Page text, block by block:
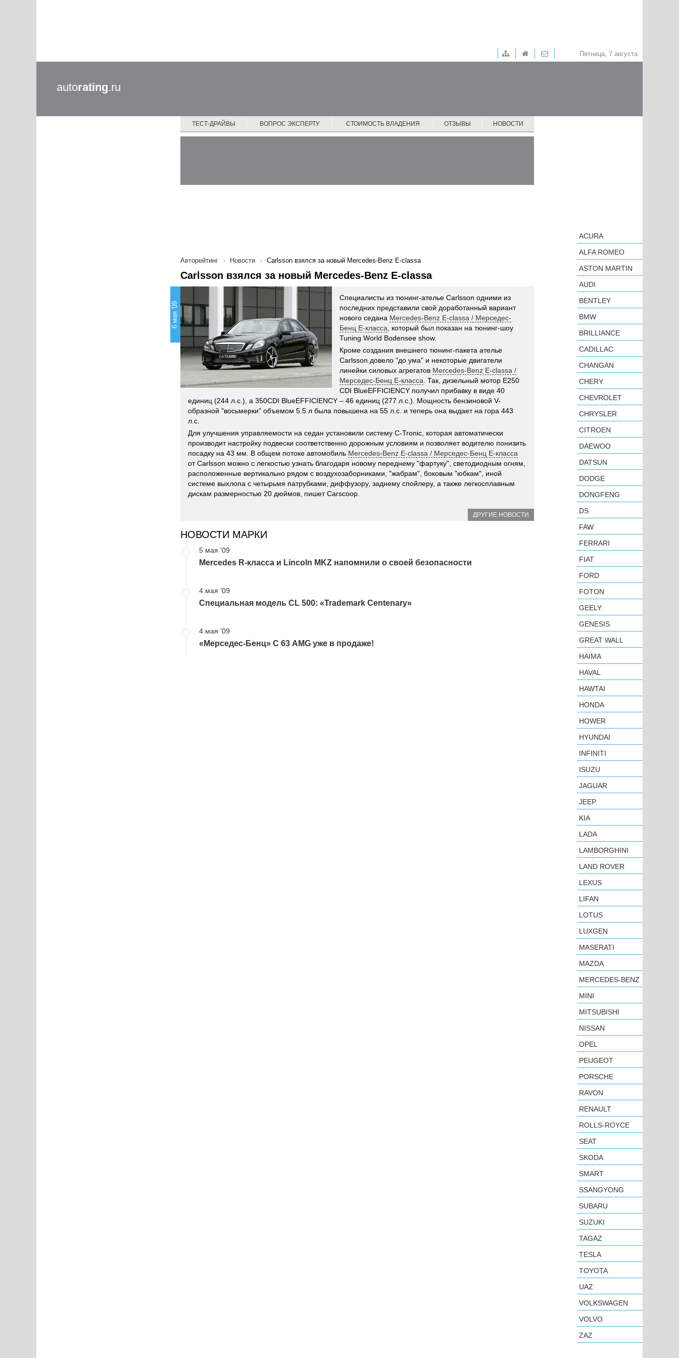
Пятница, 7 августа
autorating.ru
ТЕСТ-ДРАЙВЫ ВОПРОС ЭКСПЕРТУ СТОИМОСТЬ ВЛАДЕНИЯ ОТЗЫВЫ НОВОСТИ
Авторейтинг Новости Carlsson взялся за новый Mercedes-Benz E-classa
Carlsson взялся за новый Mercedes-Benz E-classa
6 мая '09
Специалисты из тюнинг-ателье Carlsson одними из
последних представили свой доработанный вариант
нового седана Mercedes-Benz E-classa / Мерседес-
Бенц E-класса , который был показан на тюнинг-шоу
Tuning World Bodensee show.
Кроме создания внешнего тюнинг-пакета ателье
Carlsson довело "до ума" и некоторые двигатели
линейки силовых агрегатов Mercedes-Benz E-classa /
Мерседес-Бенц E-класса . Так, дизельный мотор E250
CDI BlueEFFICIENCY получил прибавку в виде 40
единиц (244 л.с.), а 350CDI BlueEFFICIENCY – 46 единиц (277 л.с.). Мощность бензиновой V-
образной "восьмерки" объемом 5.5 л была повышена на 55 л.с. и теперь она выдает на гора 443
л.с.
Для улучшения управляемости на седан установили систему C-Tronic, которая автоматически
производит настройку подвески соответственно дорожным условиям и позволяет водителю понизить
посадку на 43 мм. В общем потоке автомобиль Mercedes-Benz E-classa / Мерседес-Бенц E-класса
от Carlsson можно с легкостью узнать благодаря новому переднему "фартуку", светодиодным огням,
расположенные вертикально рядом с воздухозаборниками, "жабрам", боковым "юбкам", иной
системе выхлопа с четырьмя патрубками, диффузору, заднему спойлеру, а также легкосплавным
дискам размерностью 20 дюймов, пишет Carscoop.
ДРУГИЕ НОВОСТИ
НОВОСТИ МАРКИ
5 мая '09
Mercedes R-класса и Lincoln MKZ напомнили о своей безопасности
4 мая '09
Специальная модель CL 500: «Trademark Centenary»
4 мая '09
«Мерседес-Бенц» С 63 AMG уже в продаже!
ACURA
ALFA ROMEO
ASTON MARTIN
AUDI
BENTLEY
BMW
BRILLIANCE
CADILLAC
CHANGAN
CHERY
CHEVROLET
CHRYSLER
CITROEN
DAEWOO
DATSUN
DODGE
DONGFENG
DS
FAW
FERRARI
FIAT
FORD
FOTON
GEELY
GENESIS
GREAT WALL
HAIMA
HAVAL
HAWTAI
HONDA
HOWER
HYUNDAI
INFINITI
ISUZU
JAGUAR
JEEP
KIA
LADA
LAMBORGHINI
LAND ROVER
LEXUS
LIFAN
LOTUS
LUXGEN
MASERATI
MAZDA
MERCEDES-BENZ
MINI
MITSUBISHI
NISSAN
OPEL
PEUGEOT
PORSCHE
RAVON
RENAULT
ROLLS-ROYCE
SEAT
SKODA
SMART
SSANGYONG
SUBARU
SUZUKI
TAGAZ
TESLA
TOYOTA
UAZ
VOLKSWAGEN
VOLVO
ZAZ